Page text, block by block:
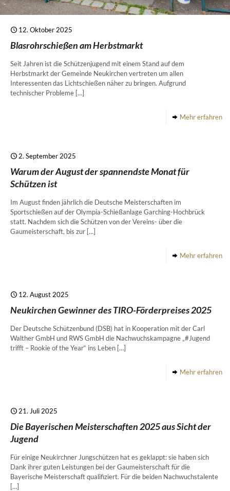
12. Oktober 2025
Blasrohrschießen am Herbstmarkt
Seit Jahren ist die Schützenjugend mit einem Stand auf dem
Herbstmarkt der Gemeinde Neukirchen vertreten um allen
Interessenten das Lichtschießen näher zu bringen. Aufgrund
technischer Probleme […]
Mehr erfahren
2. September 2025
Warum der August der spannendste Monat für
Schützen ist
Im August finden jährlich die Deutsche Meisterschaften im
Sportschießen auf der Olympia-Schießanlage Garching-Hochbrück
statt. Nachdem sich die Schützen von der Vereins- über die
Gaumeisterschaft, bis zur […]
Mehr erfahren
12. August 2025
Neukirchen Gewinner des TIRO-Förderpreises 2025
Der Deutsche Schützenbund (DSB) hat in Kooperation mit der Carl
Walther GmbH und RWS GmbH die Nachwuchskampagne „#Jugend
trifft – Rookie of the Year“ ins Leben […]
Mehr erfahren
21. Juli 2025
Die Bayerischen Meisterschaften 2025 aus Sicht der
Jugend
Für einige Neukirchner Jungschützen hat es geklappt: sie haben sich
Dank ihrer guten Leistungen bei der Gaumeisterschaft für die
Bayerische Meisterschaft qualifiziert. Für die beiden Nachwuchstalente
[…]